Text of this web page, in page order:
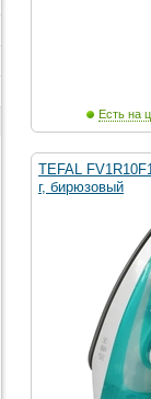
Есть на
TEFAL
г, бирюзовый